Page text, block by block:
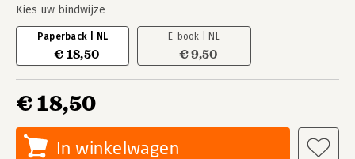
Kies uw bindwijze
Paperback | NL
€ 18,50
E-book | NL
€ 9,50
€ 18,50
In winkelwagen